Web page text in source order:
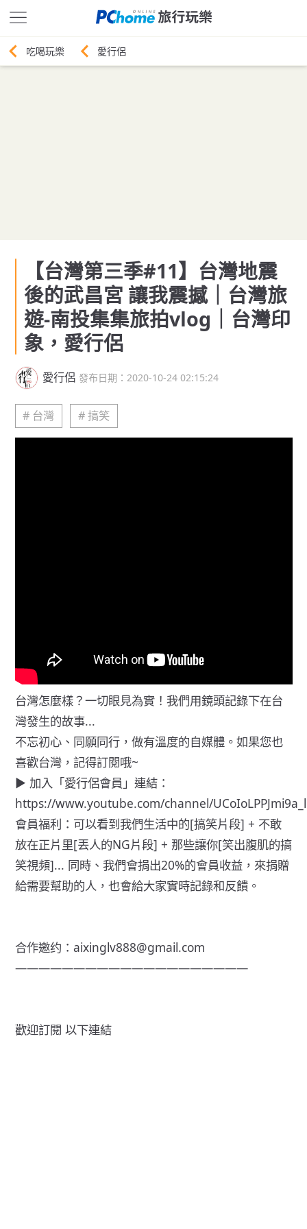
愛行侶
【台灣第三季#11】台灣地震
後的武昌宮 讓我震撼｜台灣旅
遊-南投集集旅拍vlog｜台灣印
象，愛行侶
愛行侶 發布日期：2020-10-24 02:15:24
# 台灣 # 搞笑
台灣怎麼樣？一切眼見為實！我們用鏡頭記錄下在台
灣發生的故事...
不忘初心、同願同行，做有溫度的自媒體。如果您也
喜歡台灣，記得訂閱哦~
► 加入「愛行侶會員」連結：
https://www.youtube.com/channel/
會員福利：可以看到我們生活中的[搞笑片段] + 不敢
放在正片里[丟人的NG片段] + 那些讓你[笑出腹肌的搞
笑視頻]... 同時、我們會捐出20%的會員收益，來捐贈
給需要幫助的人，也會給大家實時記錄和反饋。
合作邀约：aixinglv888@gmail.com
————————————————————
歡迎訂閱 以下連結